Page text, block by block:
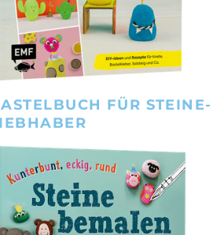
FÜR STEINE-